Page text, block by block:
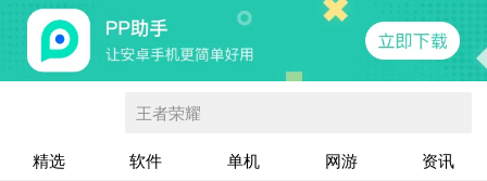
王者荣耀
精选 软件 单机 网游 资讯